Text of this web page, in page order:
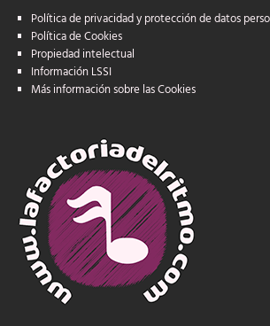
Política de privacidad y protección de datos
Política de Cookies
Propiedad intelectual
Información LSSI
Más información sobre las Cookies